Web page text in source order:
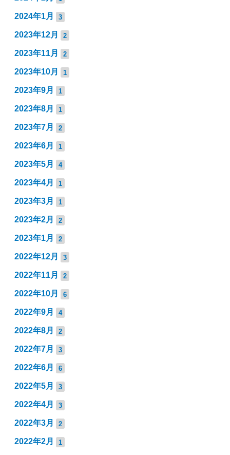
2024年1月 3
2023年12月 2
2023年11月 2
2023年10月 1
2023年9月 1
2023年8月 1
2023年7月 2
2023年6月 1
2023年5月 4
2023年4月 1
2023年3月 1
2023年2月 2
2023年1月 2
2022年12月 3
2022年11月 2
2022年10月 6
2022年9月 4
2022年8月 2
2022年7月 3
2022年6月 6
2022年5月 3
2022年4月 3
2022年3月 2
2022年2月 1